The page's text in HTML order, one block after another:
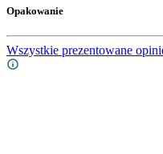
Opakowanie
Wszystkie prezentowane